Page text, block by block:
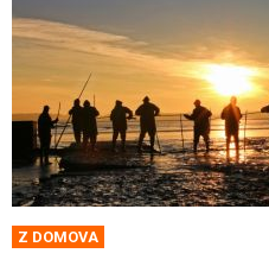
Z DOMOVA